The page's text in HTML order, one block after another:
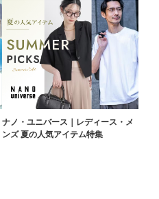
ナノ・ユニバース｜レディース・メ
ンズ 夏の人気アイテム特集